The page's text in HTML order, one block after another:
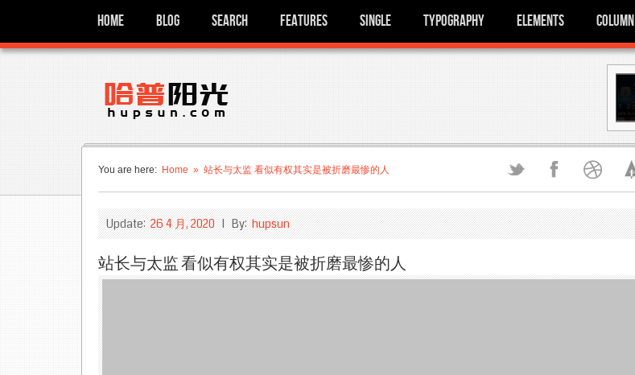
Home Blog Search Features Single Typography Elements Column
You are here: Home » 站长与太监 看似有权其实是被折磨最惨的人
Update:26 4 月, 2020I By:hupsun
站长与太监 看似有权其实是被折磨最惨的人